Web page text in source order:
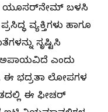
ಯೂಸರ್‌ನೇಮ್ ಬಳಸಿ
ವ್ಯಕ್ತಿಗಳು ಹಾಗೂ
ಸೃಷ್ಟಿಸಿ
ಅಪಾಯವಿದೆ ಎಂದು
ಈ ಭದ್ರತಾ ಲೋಪಗಳ
ಈ ಫೀಚರ್